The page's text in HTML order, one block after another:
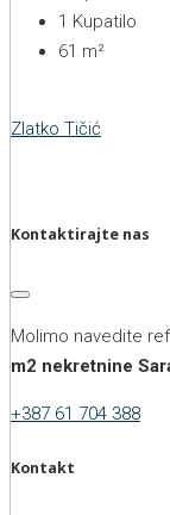
1 Kupatilo
61 m²
Zlatko Tičić
Kontaktirajte nas
Molimo navedite
m2 nekretnine
+387 61 704 388
Kontakt